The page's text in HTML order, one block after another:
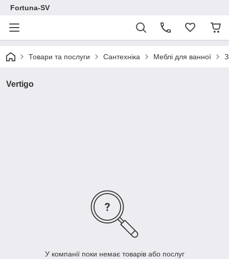
Fortuna-SV
Товари та послуги Сантехніка Меблі для ванної
Vertigo
У компанії поки немає товарів або послуг